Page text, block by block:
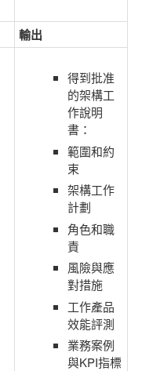
輸出
得到批准
的架構工
作說明
書：
範圍和約
束
架構工作
計劃
角色和職
責
風險與應
對措施
工作產品
效能評測
業務案例
與KPI指標